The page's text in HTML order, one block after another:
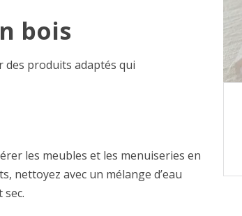
bois
des produits adaptés qui
les meubles et les menuiseries en
nettoyez avec un mélange d’eau